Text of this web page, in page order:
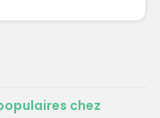
chez